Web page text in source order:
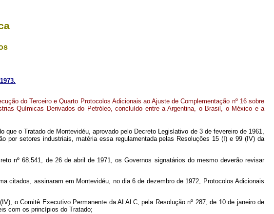
do Terceiro e Quarto Protocolos Adicionais ao Ajuste de Complementação nº 16 sobre
Químicas Derivados do Petróleo, concluído entre a Argentina, o Brasil, o México e a
o Tratado de Montevidéu, aprovado pelo Decreto Legislativo de 3 de fevereiro de 1961,
por setores industriais, matéria essa regulamentada pelas Resoluções 15 (I) e 99 (IV) da
nº 68.541, de 26 de abril de 1971, os Governos signatários do mesmo deverão revisar
citados, assinaram em Montevidéu, no dia 6 de dezembro de 1972, Protocolos Adicionais
o Comitê Executivo Permanente da ALALC, pela Resolução nº 287, de 10 de janeiro de
com os princípios do Tratado;